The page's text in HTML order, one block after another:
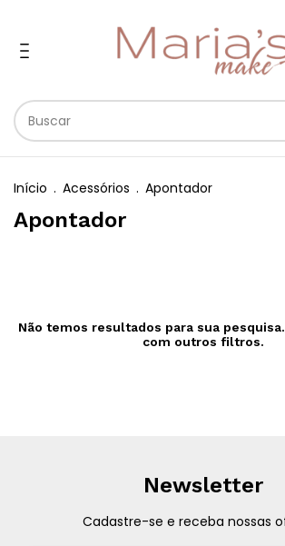
Início . Acessórios . Apontador
Apontador
Não temos resultados para sua
com outros filtros.
Newsletter
Cadastre-se e receba nossas